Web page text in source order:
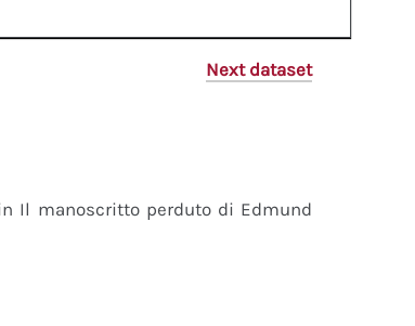
Next dataset
Il manoscritto perduto di Edmund